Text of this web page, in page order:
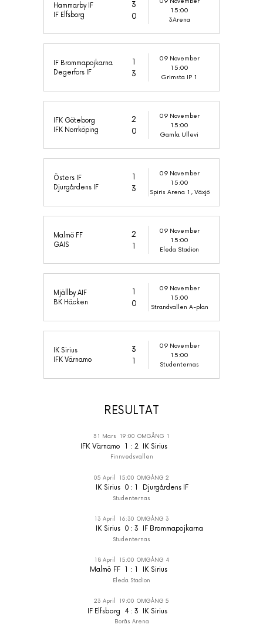
Hammarby IF
IF Elfsborg
3
0
15:00
3Arena
IF Brommapojkarna
Degerfors IF
1
3
09 November
15:00
Grimsta IP 1
IFK Göteborg
IFK Norrköping
2
0
09 November
15:00
Gamla Ullevi
Östers IF
Djurgårdens IF
1
3
09 November
15:00
Spiris Arena 1, Växjö
Malmö FF
GAIS
2
1
09 November
15:00
Eleda Stadion
Mjällby AIF
BK Häcken
1
0
09 November
15:00
Strandvallen A-plan
IK Sirius
IFK Värnamo
3
1
09 November
15:00
Studenternas
RESULTAT
31 Mars 19:00 OMGÅNG 1
IFK Värnamo 1 : 2 IK Sirius
Finnvedsvallen
05 April 15:00 OMGÅNG 2
IK Sirius 0 : 1 Djurgårdens IF
Studenternas
13 April 16:30 OMGÅNG 3
IK Sirius 0 : 3 IF Brommapojkarna
Studenternas
18 April 15:00 OMGÅNG 4
Malmö FF 1 : 1 IK Sirius
Eleda Stadion
23 April 19:00 OMGÅNG 5
IF Elfsborg 4 : 3 IK Sirius
Borås Arena